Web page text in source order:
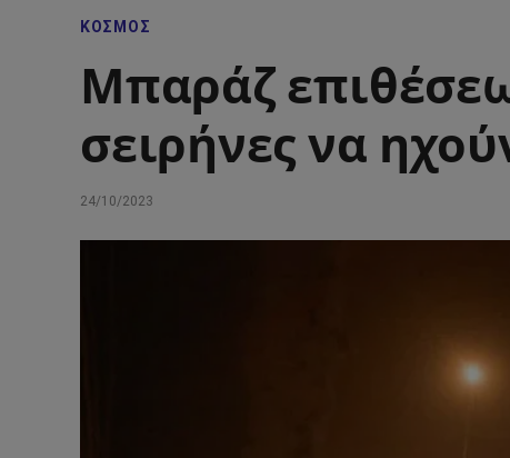
ΚΌΣΜΟΣ
Μπαράζ
σειρήνες να
24/10/2023